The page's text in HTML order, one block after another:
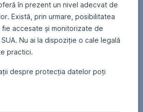
în prezent un nivel adecvat de
Există, prin urmare, posibilitatea
accesate și monitorizate de
Nu ai la dispoziție o cale legală
practici.
despre protecția datelor poți